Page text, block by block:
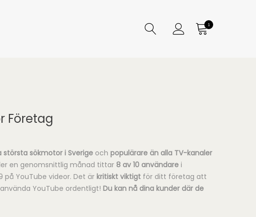
1
Företag
största sökmotor i Sverige och populärare än alla TV-kanaler
en genomsnittlig månad tittar 8 av 10 användare i
på YouTube videor. Det är kritiskt viktigt för ditt företag att
YouTube ordentligt! Du kan nå dina kunder där de